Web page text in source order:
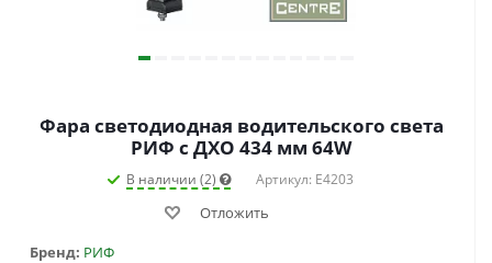
Фара светодиодная водительского света
РИФ с ДХО 434 мм 64W
В наличии (2) Артикул: E4203
Отложить
Бренд: РИФ